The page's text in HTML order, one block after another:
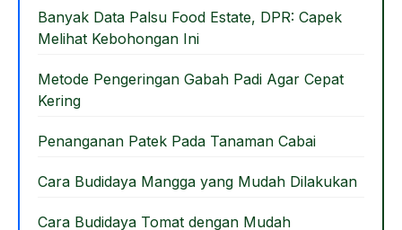
o
o
k
o
n
Banyak Data Palsu Food Estate, DPR: Capek
Melihat Kebohongan Ini
Metode Pengeringan Gabah Padi Agar Cepat
Kering
Penanganan Patek Pada Tanaman Cabai
Cara Budidaya Mangga yang Mudah Dilakukan
Cara Budidaya Tomat dengan Mudah